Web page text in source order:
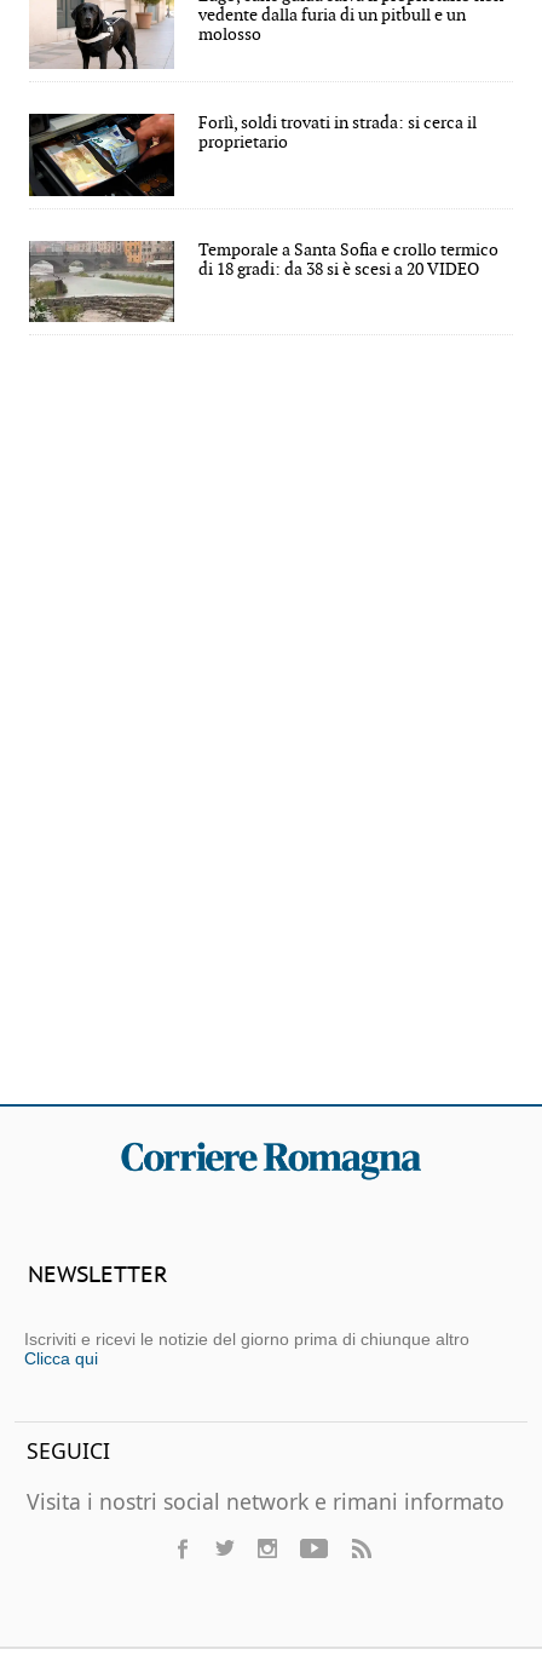
vedente dalla furia di un pitbull e un
molosso
Forlì, soldi trovati in strada: si cerca il
proprietario
Temporale a Santa Sofia e crollo termico
di 18 gradi: da 38 si è scesi a 20 VIDEO
NEWSLETTER
Iscriviti e ricevi le notizie del giorno prima di chiunque altro
Clicca qui
SEGUICI
Visita i nostri social network e rimani informato